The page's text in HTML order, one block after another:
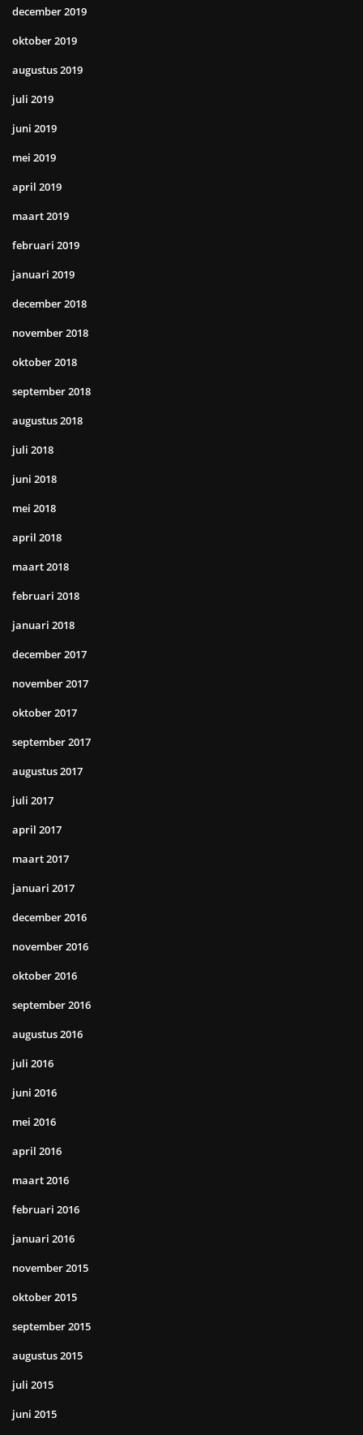
december 2019
oktober 2019
augustus 2019
juli 2019
juni 2019
mei 2019
april 2019
maart 2019
februari 2019
januari 2019
december 2018
november 2018
oktober 2018
september 2018
augustus 2018
juli 2018
juni 2018
mei 2018
april 2018
maart 2018
februari 2018
januari 2018
december 2017
november 2017
oktober 2017
september 2017
augustus 2017
juli 2017
april 2017
maart 2017
januari 2017
december 2016
november 2016
oktober 2016
september 2016
augustus 2016
juli 2016
juni 2016
mei 2016
april 2016
maart 2016
februari 2016
januari 2016
november 2015
oktober 2015
september 2015
augustus 2015
juli 2015
juni 2015